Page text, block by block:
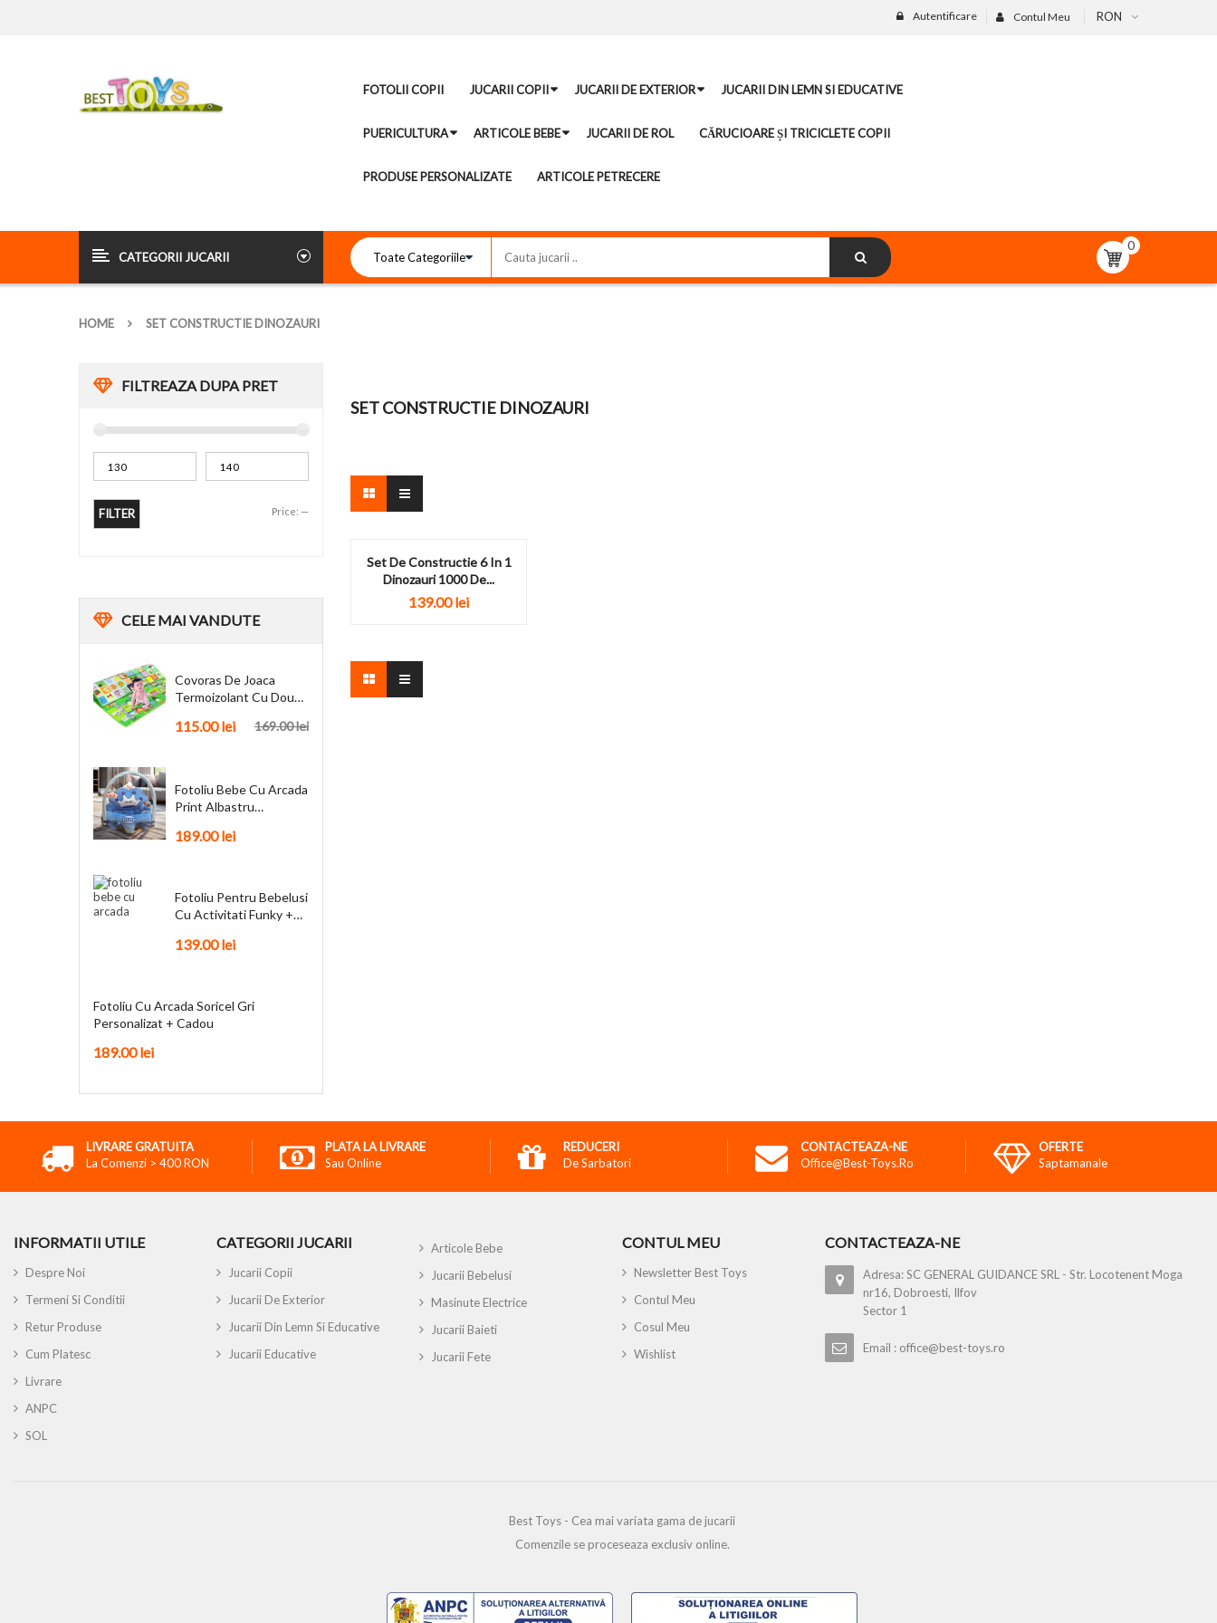
RON
Contul Meu
Autentificare
FOTOLII COPII JUCARII COPII JUCARII DE EXTERIOR JUCARII DIN LEMN SI EDUCATIVE
PUERICULTURA ARTICOLE BEBE JUCARII DE ROL CĂRUCIOARE ȘI TRICICLETE COPII
PRODUSE PERSONALIZATE ARTICOLE PETRECERE
CATEGORII JUCARII
0
HOME SET CONSTRUCTIE DINOZAURI
FILTREAZA DUPA PRET
FILTER Price: —
CELEMAI VANDUTE
Covoras De Joaca
Termoizolant Cu Doua
169.00lei
115.00lei
Fotoliu Bebe Cu Arcada
Print Albastru
189.00lei
Fotoliu Pentru Bebelusi
Cu Activitati Funky +
139.00lei
Fotoliu Cu Arcada Soricel Gri
Personalizat + Cadou
189.00lei
SET CONSTRUCTIE DINOZAURI
Set De Constructie 6 In 1
Dinozauri 1000 De...
139.00lei
LIVRARE GRATUITA
La Comenzi > 400 RON
PLATA LA LIVRARE
Sau Online
REDUCERI
De Sarbatori
CONTACTEAZA-NE
Office@best-Toys.ro
OFERTE
Saptamanale
INFORMATII UTILE
Despre Noi
Termeni Si Conditii
Retur Produse
Cum Platesc
Livrare
ANPC
SOL
CATEGORII JUCARII
Jucarii Copii
Jucarii De Exterior
Jucarii Din Lemn Si Educative
Jucarii Educative
Articole Bebe
Jucarii Bebelusi
Masinute Electrice
Jucarii Baieti
Jucarii Fete
CONTUL MEU
Newsletter Best Toys
Contul Meu
Cosul Meu
Wishlist
CONTACTEAZA-NE
Adresa: SC GENERAL GUIDANCE SRL - Str. Locotenent Moga
nr16, Dobroesti, Ilfov
Sector 1
Email : office@best-toys.ro
Best Toys - Cea mai variata gama de jucarii
Comenzile se proceseaza exclusiv online.